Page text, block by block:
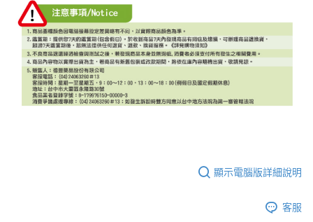
顯示電腦版詳細說明
客服